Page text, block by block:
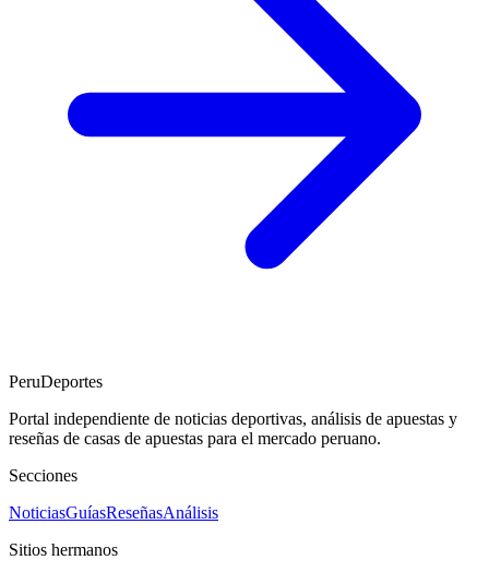
PeruDeportes
Portal independiente de noticias deportivas, análisis de apuestas y
reseñas de casas de apuestas para el mercado peruano.
Secciones
NoticiasGuíasReseñasAnálisis
Sitios hermanos